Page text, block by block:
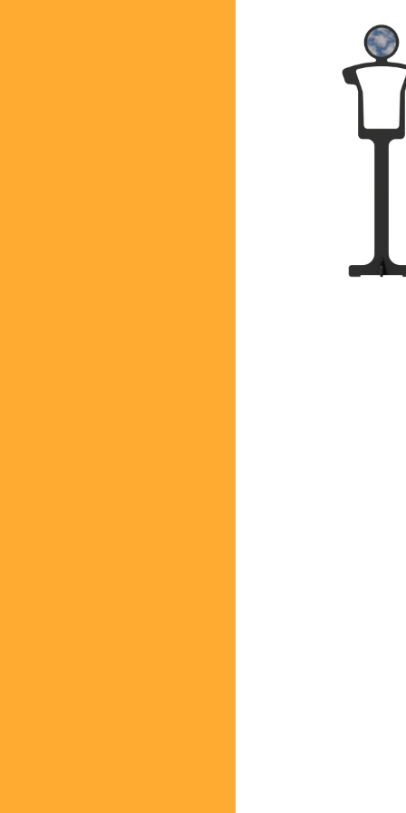
Prix: 400,-€ TVAC
https://atelier-